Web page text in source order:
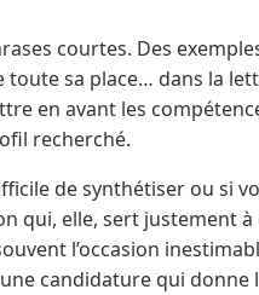
courtes. Des
toute sa place… dans la
en avant les
recherché.
de synthétiser ou si
qui, elle, sert justement à
l’occasion
candidature qui donne